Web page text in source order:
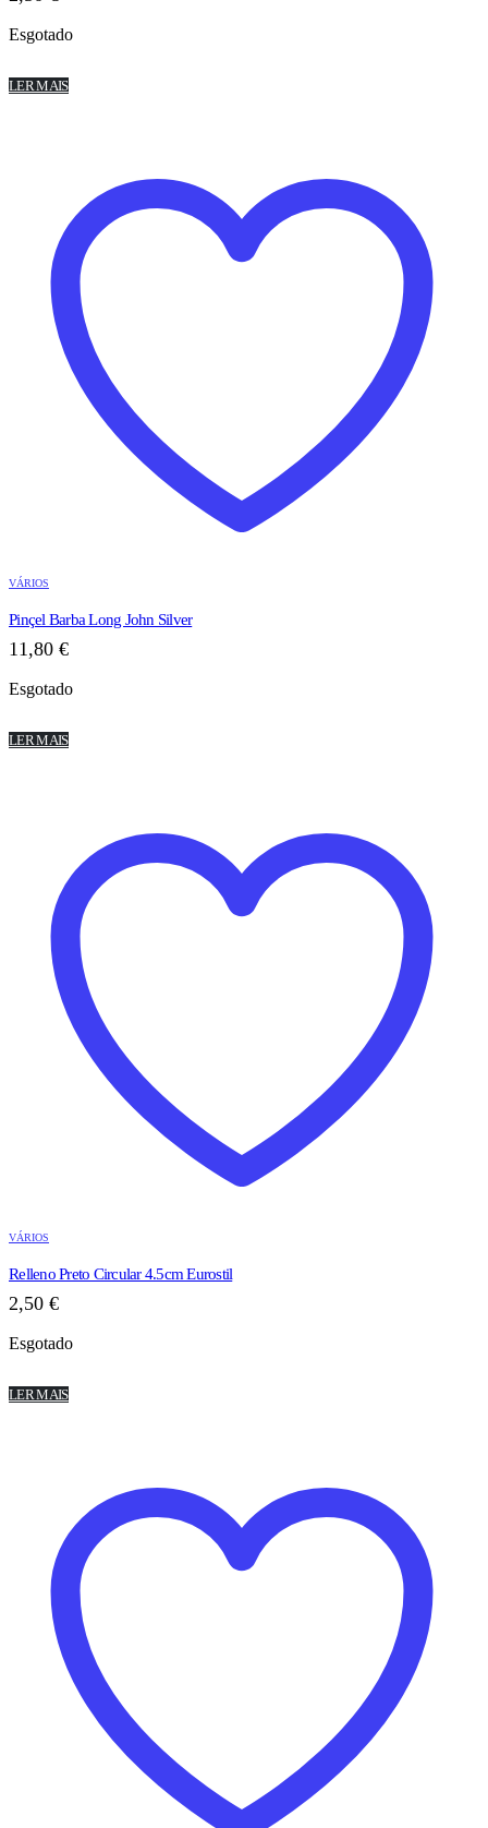
Esgotado
LER MAIS
VÁRIOS
Pinçel Barba Long John Silver
11,80 €
Esgotado
LER MAIS
VÁRIOS
Relleno Preto Circular 4.5cm Eurostil
2,50 €
Esgotado
LER MAIS